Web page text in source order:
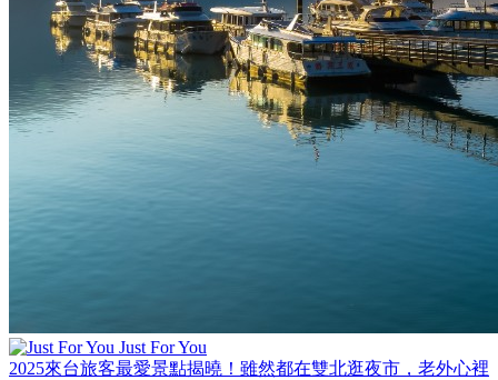
Just For You
2025來台旅客最愛景點揭曉！雖然都在雙北逛夜市，老外心裡